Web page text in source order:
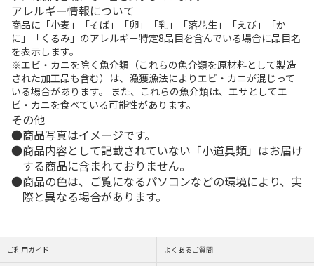
アレルギー情報について
商品に「小麦」「そば」「卵」「乳」「落花生」「えび」「か
に」「くるみ」のアレルギー特定8品目を含んでいる場合に品目名
を表示します。
※エビ・カニを除く魚介類（これらの魚介類を原材料として製造
された加工品も含む）は、漁獲漁法によりエビ・カニが混じって
いる場合があります。 また、これらの魚介類は、エサとしてエ
ビ・カニを食べている可能性があります。
その他
商品写真はイメージです。
商品内容として記載されていない「小道具類」はお届け
する商品に含まれておりません。
商品の色は、ご覧になるパソコンなどの環境により、実
際と異なる場合があります。
ご利用ガイド よくあるご質問